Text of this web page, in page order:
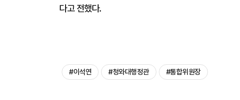
다고 전했다.
#이석연 #청와대행정관 #통합위원장